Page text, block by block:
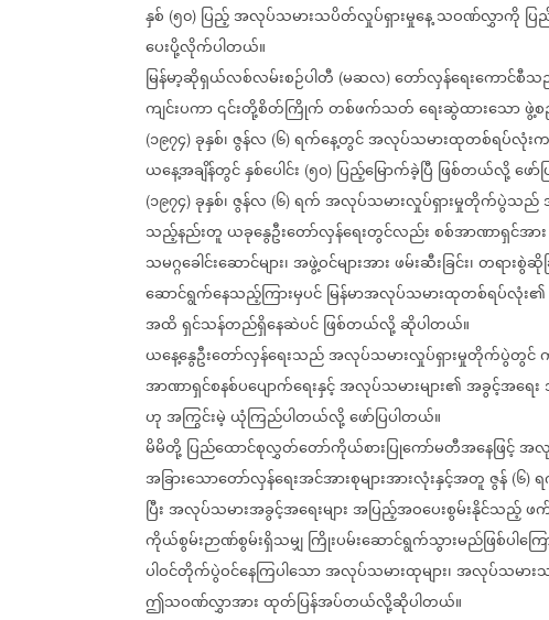
နှစ် (၅၀) ပြည့်အလုပ်သမားသပိတ်လှုပ်ရှားမှုနေ့သဝဏ်လွှာကို ပ
ပေးပို့လိုက်ပါတယ်။
မြန်မာ့ဆိုရှယ်လစ်လမ်းစဉ်ပါတီ (မဆလ) တော်လှန်ရေးကောင်စီ
ကျင်းပကာ၎င်းတို့စိတ်ကြိုက်တစ်ဖက်သတ်ရေးဆွဲထားသောဖွဲ့
(၁၉၇၄) ခုနှစ်၊ဇွန်လ (၆) ရက်နေ့တွင်အလုပ်သမားထုတစ်ရပ်လုံးက
ယနေ့အချိန်တွင်နှစ်ပေါင်း (၅၀) ပြည့်မြောက်ခဲ့ပြီ ဖြစ်တယ်လို့ဖော်
(၁၉၇၄) ခုနှစ်၊ဇွန်လ (၆) ရက်အလုပ်သမားလှုပ်ရှားမှုတိုက်ပွဲသည်
သည့်နည်းတူယခုနွေဦးတော်လှန်ရေးတွင်လည်းစစ်အာဏာရှင်အား
သမဂ္ဂခေါင်းဆောင်များ၊အဖွဲ့ဝင်များအားဖမ်းဆီးခြင်း၊တရားစွဲဆိုခ
ဆောင်ရွက်နေသည့်ကြားမှပင်မြန်မာအလုပ်သမားထုတစ်ရပ်လုံး၏
အထိရှင်သန်တည်ရှိနေဆဲပင်ဖြစ်တယ်လို့ဆိုပါတယ်။
ယနေ့နွေဦးတော်လှန်ရေးသည်အလုပ်သမားလှုပ်ရှားမှုတိုက်ပွဲတွင်
အာဏာရှင်စနစ်ပပျောက်ရေးနှင့်အလုပ်သမားများ၏အခွင့်အရေး
ဟုအကြွင်းမဲ့ယုံကြည်ပါတယ်လို့ဖော်ပြပါတယ်။
မိမိတို့ပြည်ထောင်စုလွှတ်တော်ကိုယ်စားပြုကော်မတီအနေဖြင့်အလု
အခြားသောတော်လှန်ရေးအင်အားစုများအားလုံးနှင့်အတူဇွန် (၆)
ပြီးအလုပ်သမားအခွင့်အရေးများအပြည့်အဝပေးစွမ်းနိုင်သည့်ဖ
ကိုယ်စွမ်းဉာဏ်စွမ်းရှိသမျှကြိုးပမ်းဆောင်ရွက်သွားမည်ဖြစ်ပါကြေ
ပါဝင်တိုက်ပွဲဝင်နေကြပါသောအလုပ်သမားထုများ၊အလုပ်သမားသ
ဤသဝဏ်လွှာအားထုတ်ပြန်အပ်တယ်လို့ဆိုပါတယ်။